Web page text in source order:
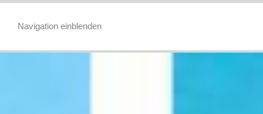
Navigation einblenden